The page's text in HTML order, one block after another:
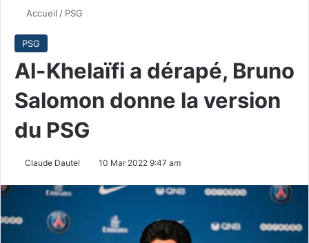
Accueil / PSG
PSG
Al-Khelaïfi a dérapé, Bruno
Salomon donne la version
du PSG
Claude Dautel 10 Mar 2022 9:47 am